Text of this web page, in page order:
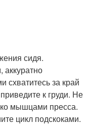
сидя.
аккуратно
схватитесь за край
к груди. Не
мышцами пресса.
цикл подскоками.